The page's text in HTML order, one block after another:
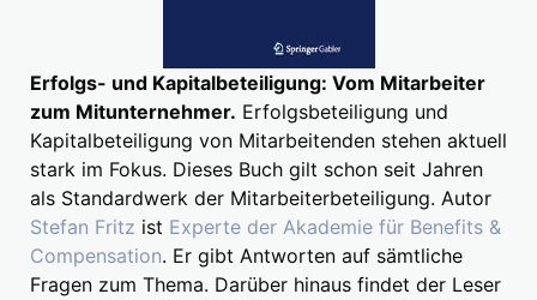
Erfolgs- und Kapitalbeteiligung: Vom Mitarbeiter
zum Mitunternehmer. Erfolgsbeteiligung und
Kapitalbeteiligung von Mitarbeitenden stehen aktuell
stark im Fokus. Dieses Buch gilt schon seit Jahren
als Standardwerk der Mitarbeiterbeteiligung. Autor
Stefan Fritz ist Experte der Akademie für Benefits &
Compensation. Er gibt Antworten auf sämtliche
Fragen zum Thema. Darüber hinaus findet der Leser